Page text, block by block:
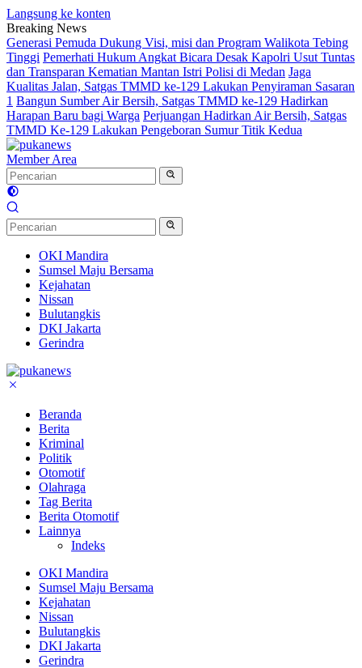
Langsung ke konten
Breaking News
Generasi Pemuda Dukung Visi, misi dan Program Walikota Tebing
Tinggi Pemerhati Hukum Angkat Bicara Desak Kapolri Usut Tuntas
dan Transparan Kematian Mantan Istri Polisi di Medan Jaga
Kualitas Jalan, Satgas TMMD ke-129 Lakukan Penyiraman Sasaran
1 Bangun Sumber Air Bersih, Satgas TMMD ke-129 Hadirkan
Harapan Baru bagi Warga Perjuangan Hadirkan Air Bersih, Satgas
TMMD Ke-129 Lakukan Pengeboran Sumur Titik Kedua
Member Area
OKI Mandira
Sumsel Maju Bersama
Kejahatan
Nissan
Bulutangkis
DKI Jakarta
Gerindra
Beranda
Berita
Kriminal
Politik
Otomotif
Olahraga
Tag Berita
Berita Otomotif
Lainnya
Indeks
OKI Mandira
Sumsel Maju Bersama
Kejahatan
Nissan
Bulutangkis
DKI Jakarta
Gerindra